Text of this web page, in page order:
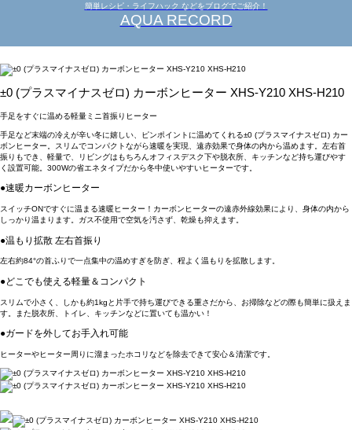
簡単レシピ・ライフハック などをブログでご紹介！
AQUA RECORD
±0 (プラスマイナスゼロ) カーボンヒーター XHS-Y210 XHS-H210
手足をすぐに温める軽量ミニ首振りヒーター
手足など末端の冷えが辛い冬に嬉しい、ピンポイントに温めてくれる±0 (プラスマイナスゼロ) カー
ボンヒーター。スリムでコンパクトながら速暖を実現、遠赤効果で身体の内から温めます。左右首
振りもでき、軽量で、リビングはもちろんオフィスデスク下や脱衣所、キッチンなど持ち運びやす
く設置可能。300Wの省エネタイプだから冬中使いやすいヒーターです。
●速暖カーボンヒーター
スイッチONですぐに温まる速暖ヒーター！カーボンヒーターの遠赤外線効果により、身体の内から
しっかり温まります。ガス不使用で空気を汚さず、乾燥も抑えます。
●温もり拡散 左右首振り
左右約84°の首ふりで一点集中の温めすぎを防ぎ、程よく温もりを拡散します。
●どこでも使える軽量＆コンパクト
スリムで小さく、しかも約1kgと片手で持ち運びできる重さだから、お掃除などの際も簡単に扱えま
す。また脱衣所、トイレ、キッチンなどに置いても温かい！
●ガードを外してお手入れ可能
ヒーターやヒーター周りに溜まったホコリなどを除去できて安心＆清潔です。